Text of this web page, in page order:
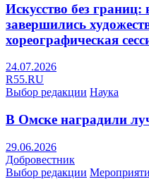
Искусство без
завершились
хореографическая
24.07.2026
R55.RU
Выбор редакции Наука
В Омске наградили
29.06.2026
Добровестник
Выбор редакции